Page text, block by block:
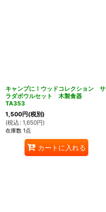
キャンプに！ウッドコレクション サ
ラダボウルセット 木製食器
TA353
1,500円(税別)
(税込 : 1,650円)
在庫数 1点
カートに入れる